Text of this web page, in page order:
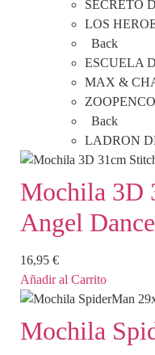
SECRETO
LOS
Back
ESCUELA
MAX &
Back
LADRON
Mochila 3D
Angel
16,95 €
Añadir al Carrito
Mochila